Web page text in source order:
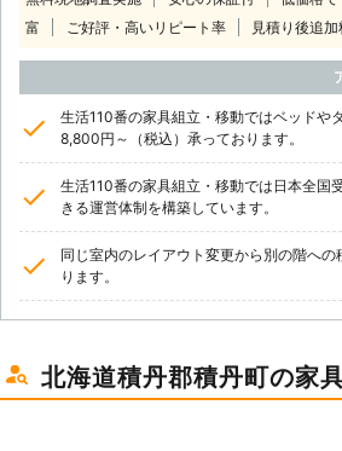
富
ご好評・高いリピート率 見積り後追加
生活110番の家具組立・移動ではベッドや
8,800円～（税込）承っております。
生活110番の家具組立・移動では日本全国
きる運営体制を構築しています。
同じ室内のレイアウト変更から別の階へ
ります。
北海道積丹郡積丹町の家